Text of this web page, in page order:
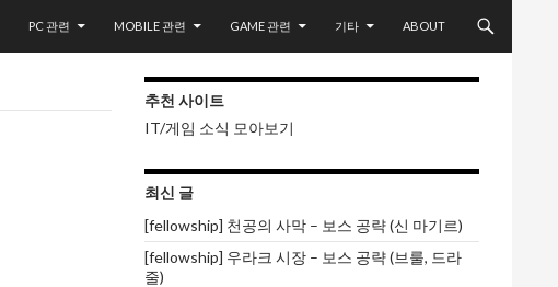
PC 관련 MOBILE 관련 GAME 관련 기타 ABOUT
추천 사이트
IT/게임 소식 모아보기
최신 글
[fellowship] 천공의 사막 – 보스 공략 (신 마기르)
[fellowship] 우라크 시장 – 보스 공략 (브룰, 드라
줄)